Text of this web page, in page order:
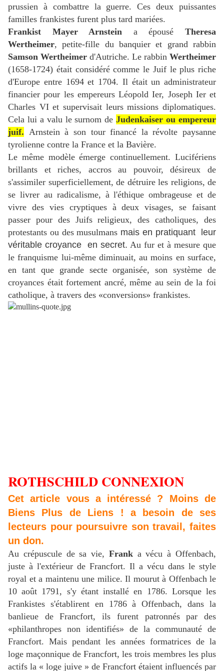
prussien à combattre la guerre. Ces deux puissantes
familles frankistes furent plus tard mariées.
Frankist Mayer Arnstein a épouséTheresa
Wertheimer, petite-fille du banquier et grand rabbin
Samson Wertheimer d'Autriche. Le rabbin Wertheimer
(1658-1724) était considéré comme le Juif le plus riche
d'Europe entre 1694 et 1704. Il était un administrateur
financier pour les empereurs Léopold Ier, Joseph Ier et
Charles VI et supervisait leurs missions diplomatiques.
Cela lui a valu le surnom deJudenkaiser ou empereur
juif. Arnstein à son tour financé la révolte paysanne
tyrolienne contre la France et la Bavière.
Le même modèle émerge continuellement. Lucifériens
brillants et riches, accros au pouvoir, désireux de
s'assimiler superficiellement, de détruire les religions, de
se livrer au radicalisme, à l'éthique ombrageuse et de
vivre des vies cryptiques à deux visages, se faisant
passer pour des Juifs religieux, des catholiques, des
protestants ou des musulmans mais en pratiquant leur
véritable croyance en secret. Au fur et à mesure que
le franquisme lui-même diminuait, au moins en surface,
en tant que grande secte organisée, son système de
croyances était fortement ancré, même au sein de la foi
catholique, à travers des «conversions» frankistes.
ROTHSCHILD CONNEXION
Cet article vous a intéressé ? Moins de
Biens Plus de Liens ! a besoin de ses
lecteurs pour poursuivre son travail, faites
un don.
Au crépuscule de sa vie, Franka vécu à Offenbach,
juste à l'extérieur de Francfort. Il a vécu dans le style
royal et a maintenu une milice. Il mourut à Offenbach le
10 août 1791, s'y étant installé en 1786. Lorsque les
Frankistes s'établirent en 1786 à Offenbach, dans la
banlieue de Francfort, ils furent patronnés par des
«philanthropes non identifiés» de la communauté de
Francfort. Mais pendant les années formatrices de la
loge maçonnique de Francfort, les trois membres les plus
actifs la « loge juive » de Francfort étaient influencés par